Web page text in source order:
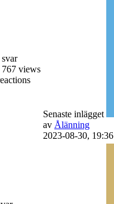
svar
767 views
Senaste inlägget
av Ålänning
2023-08-30, 19:36